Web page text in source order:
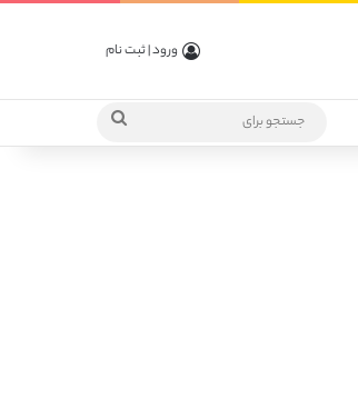
ورود | ثبت نام
جستجو